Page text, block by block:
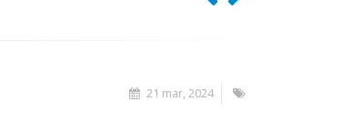
21 mar, 2024